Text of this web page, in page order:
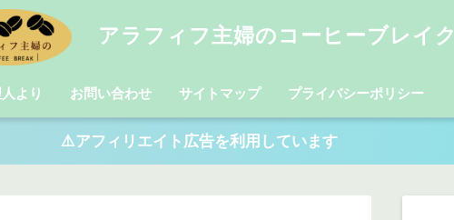
アラフィフ主婦のコーヒーブレイク
より お問い合わせ サイトマップ プライバシーポリシー
⚠️アフィリエイト広告を利用しています